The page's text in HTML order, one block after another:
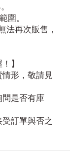
圍。
法再次販售，
】
形，敬請見
問是否有庫
訂單與否之